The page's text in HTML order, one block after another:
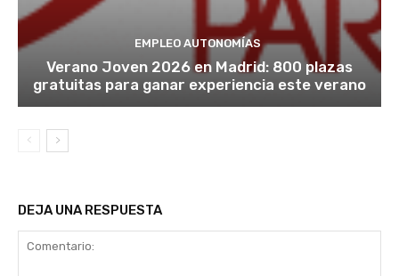
EMPLEO AUTONOMÍAS
Verano Joven 2026 en Madrid: 800 plazas
gratuitas para ganar experiencia este verano
DEJA UNA RESPUESTA